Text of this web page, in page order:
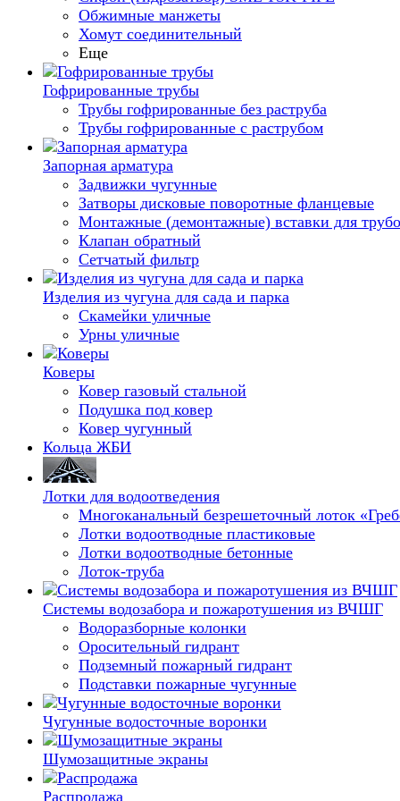
Обжимные манжеты
Хомут соединительный
Еще
Гофрированные трубы
Трубы гофрированные без раструба
Трубы гофрированные с раструбом
Запорная арматура
Задвижки чугунные
Затворы дисковые поворотные фланцевые
Монтажные (демонтажные) вставки для
Клапан обратный
Сетчатый фильтр
Изделия из чугуна для сада и парка
Скамейки уличные
Урны уличные
Коверы
Ковер газовый стальной
Подушка под ковер
Ковер чугунный
Кольца ЖБИ
Лотки для водоотведения
Многоканальный безрешеточный лоток
Лотки водоотводные пластиковые
Лотки водоотводные бетонные
Лоток-труба
Системы водозабора и пожаротушения из ВЧШГ
Водоразборные колонки
Оросительный гидрант
Подземный пожарный гидрант
Подставки пожарные чугунные
Чугунные водосточные воронки
Шумозащитные экраны
Распродажа